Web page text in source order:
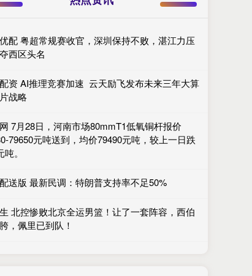
配 粤超常规赛收官，深圳保持不败，湛江力压
西区头名
资 AI推理竞赛加速 云天励飞发布未来三年大算
战略
7月28日，河南市场80mmT1低氧铜杆报价
79650元吨送到，均价79490元吨，较上一日跌
。
送版 最新民调：特朗普支持率不足50%
北控惨败北京全运男篮！让了一套阵容，西伯
，佩里已到队！